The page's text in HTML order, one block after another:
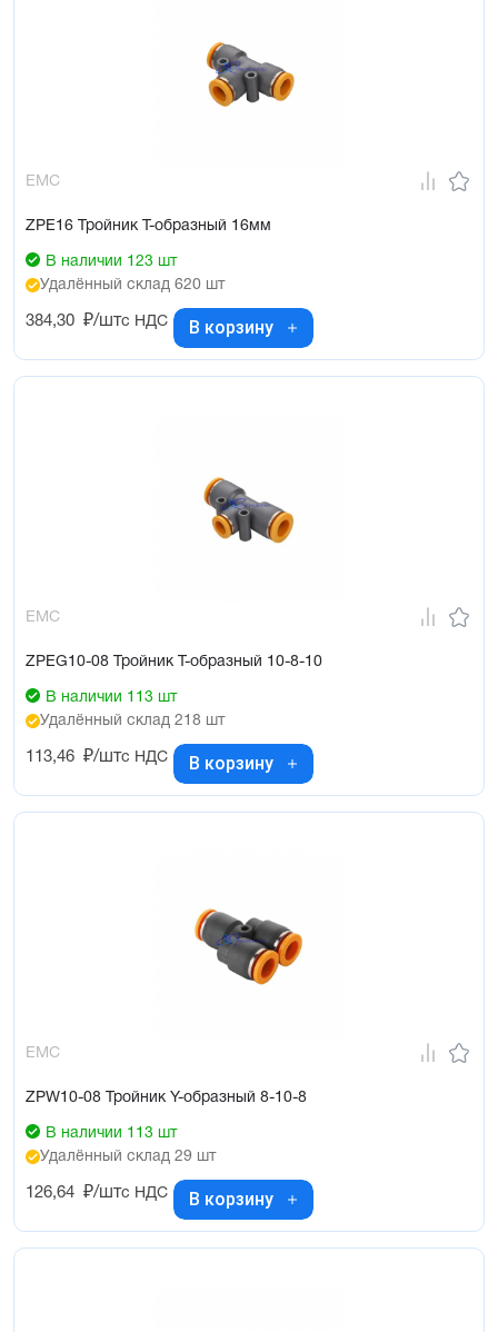
EMC
ZPE16 Тройник Т-образный 16мм
В наличии 123 шт
Удалённый склад 620 шт
384,30 ₽/штс НДС В корзину
EMC
ZPEG10-08 Тройник Т-образный 10-8-10
В наличии 113 шт
Удалённый склад 218 шт
113,46 ₽/штс НДС В корзину
EMC
ZPW10-08 Тройник Y-образный 8-10-8
В наличии 113 шт
Удалённый склад 29 шт
126,64 ₽/штс НДС В корзину